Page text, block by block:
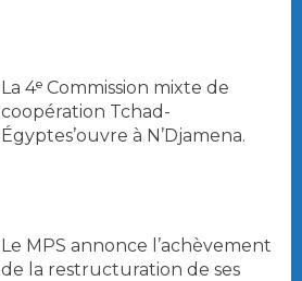
La 4ᵉ Commission mixte de
coopération Tchad-
Égyptes’ouvre à N’Djamena.
Le MPS annonce l’achèvement
de la restructuration de ses